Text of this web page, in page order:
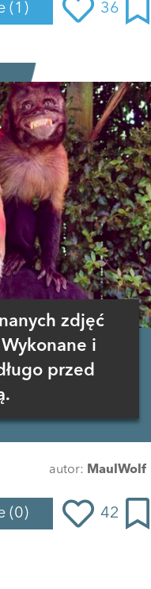
(1) 36
zdjęć
i
przed
autor: MaulWolf
(0) 42